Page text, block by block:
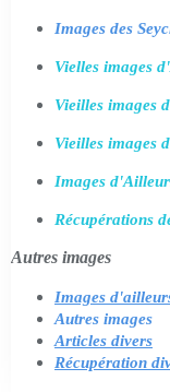
Images des
Vielles images
Vieilles images
Vieilles images
Images
Récupérations
Autres images
Images
Autres images
Articles divers
Récupération